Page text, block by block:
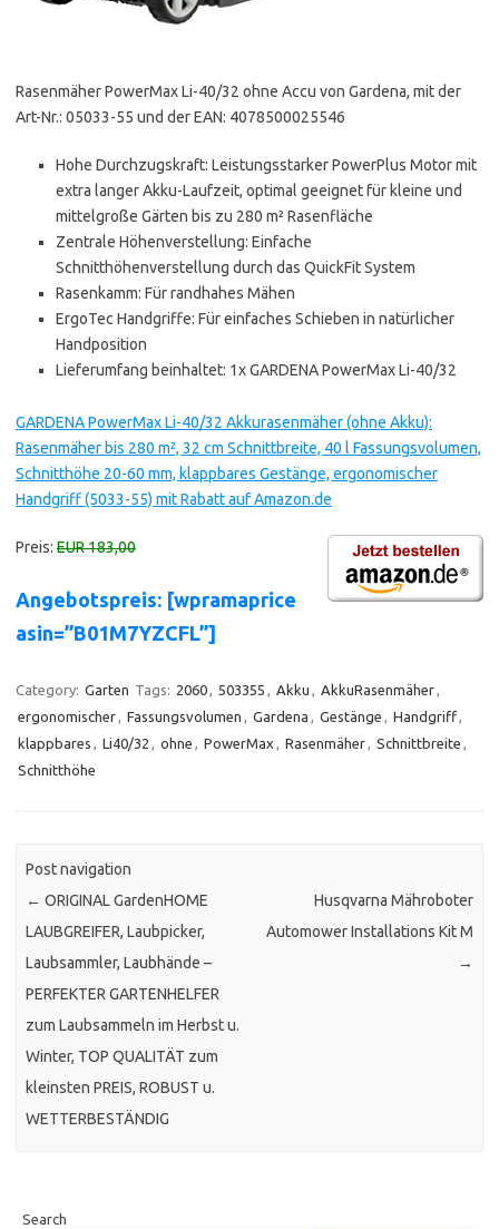
Rasenmäher PowerMax Li-40/32 ohne Accu von Gardena, mit der
Art-Nr.: 05033-55 und der EAN: 4078500025546
Hohe Durchzugskraft: Leistungsstarker PowerPlus Motor mit
extra langer Akku-Laufzeit, optimal geeignet für kleine und
mittelgroße Gärten bis zu 280 m² Rasenfläche
Zentrale Höhenverstellung: Einfache
Schnitthöhenverstellung durch das QuickFit System
Rasenkamm: Für randhahes Mähen
ErgoTec Handgriffe: Für einfaches Schieben in natürlicher
Handposition
Lieferumfang beinhaltet: 1x GARDENA PowerMax Li-40/32
GARDENA PowerMax Li-40/32 Akkurasenmäher (ohne Akku):
Rasenmäher bis 280 m², 32 cm Schnittbreite, 40 l Fassungsvolumen,
Schnitthöhe 20-60 mm, klappbares Gestänge, ergonomischer
Handgriff (5033-55) mit Rabatt auf Amazon.de
Preis: EUR 183,00
Angebotspreis: [wpramaprice
asin=”B01M7YZCFL”]
Category: Garten Tags: 2060 503355 Akku AkkuRasenmäher
ergonomischer
Fassungsvolumen Gardena Gestänge Handgriff
klappbares
Li40/32 ohne PowerMax Rasenmäher Schnittbreite
Schnitthöhe
Post navigation
← ORIGINAL GardenHOME
LAUBGREIFER, Laubpicker,
Laubsammler, Laubhände –
PERFEKTER GARTENHELFER
zum Laubsammeln im Herbst u.
Winter, TOP QUALITÄT zum
kleinsten PREIS, ROBUST u.
WETTERBESTÄNDIG
Husqvarna Mähroboter
Automower Installations Kit M
→
Search